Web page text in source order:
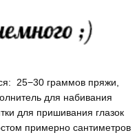
25−30 граммов пряжи,
для набивания
для пришивания глазок
примерно сантиметров